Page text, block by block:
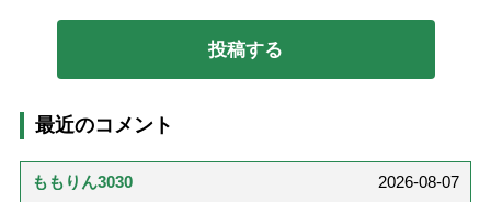
最近のコメント
ももりん3030
2026-08-07